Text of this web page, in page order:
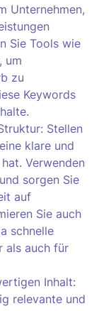
Unternehmen,
Sie Tools wie
um
zu
Keywords
Stellen
klare und
Verwenden
sorgen Sie
auf
Sie auch
schnelle
als auch für
Inhalt:
relevante und